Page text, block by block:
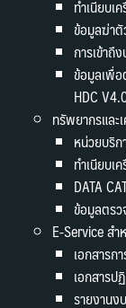
ทำเนียบเ
ข้อมูลฆ่า
การเข้าถึ
ข้อมูลเพื่
HDC
ทรัพยากรและ
หน่วยบริ
ทำเนียบเ
DATA
ข้อมูลตรว
E-Service สำ
เอกสารก
เอกสาร
รายงาน